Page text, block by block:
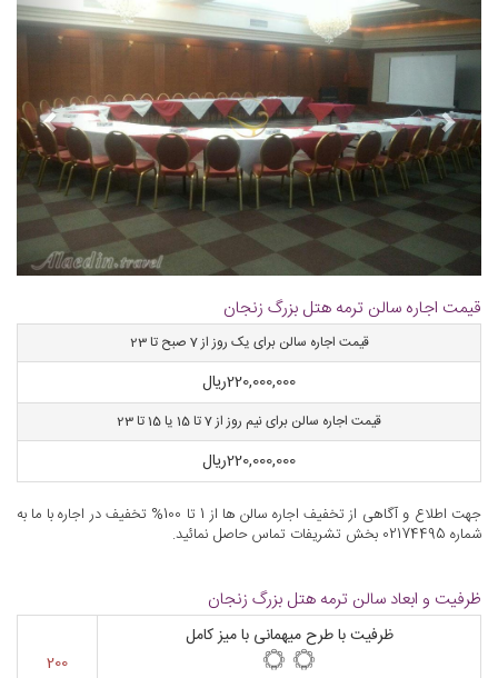
قیمت اجاره سالن ترمه هتل بزرگ زنجان
قیمت اجاره سالن برای یک روز از 7 صبح تا 23
220,000,000ریال
قیمت اجاره سالن برای نیم روز از 7 تا 15 یا 15 تا 23
220,000,000ریال
جهت اطلاع و آگاهی از تخفیف اجاره سالن ها از 1 تا 100% تخفیف در اجاره با ما به
شماره 02174495 بخش تشریفات تماس حاصل نمائید.
ظرفیت و ابعاد سالن ترمه هتل بزرگ زنجان
ظرفیت با طرح میهمانی با میز کامل
200